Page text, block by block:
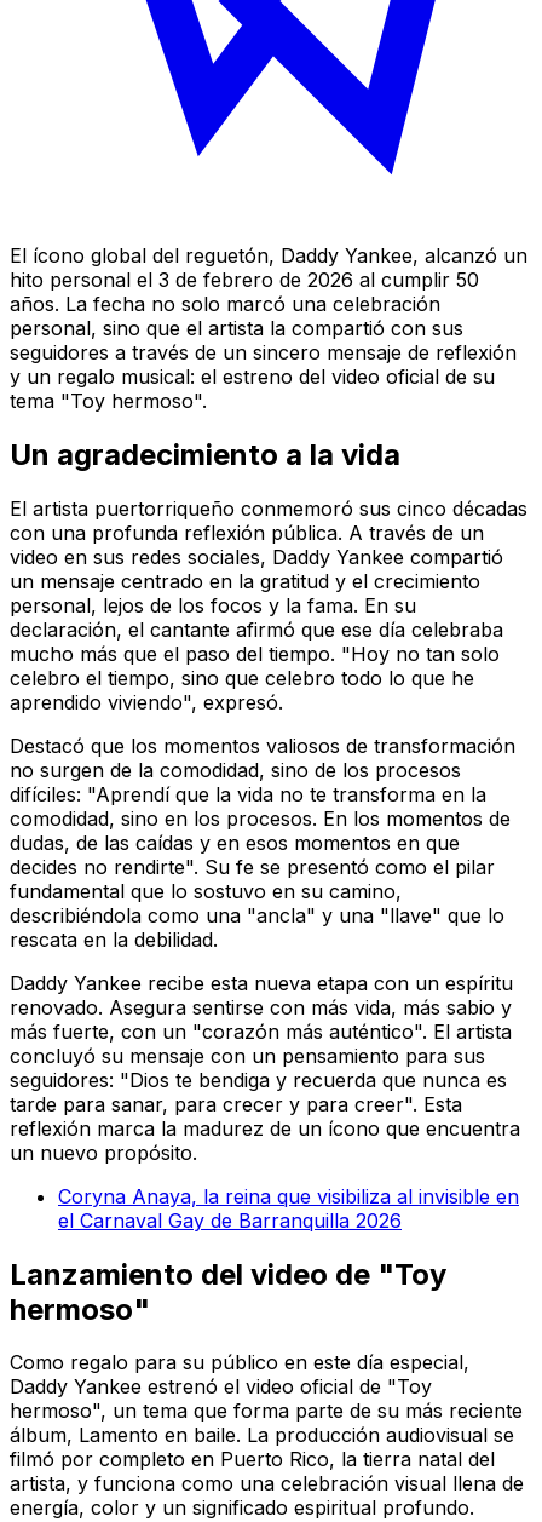
El ícono global del reguetón, Daddy Yankee, alcanzó un
hito personal el 3 de febrero de 2026 al cumplir 50
años. La fecha no solo marcó una celebración
personal, sino que el artista la compartió con sus
seguidores a través de un sincero mensaje de reflexión
y un regalo musical: el estreno del video oficial de su
tema "Toy hermoso".
Un agradecimiento a la vida
El artista puertorriqueño conmemoró sus cinco décadas
con una profunda reflexión pública. A través de un
video en sus redes sociales, Daddy Yankee compartió
un mensaje centrado en la gratitud y el crecimiento
personal, lejos de los focos y la fama. En su
declaración, el cantante afirmó que ese día celebraba
mucho más que el paso del tiempo. "Hoy no tan solo
celebro el tiempo, sino que celebro todo lo que he
aprendido viviendo", expresó.
Destacó que los momentos valiosos de transformación
no surgen de la comodidad, sino de los procesos
difíciles: "Aprendí que la vida no te transforma en la
comodidad, sino en los procesos. En los momentos de
dudas, de las caídas y en esos momentos en que
decides no rendirte". Su fe se presentó como el pilar
fundamental que lo sostuvo en su camino,
describiéndola como una "ancla" y una "llave" que lo
rescata en la debilidad.
Daddy Yankee recibe esta nueva etapa con un espíritu
renovado. Asegura sentirse con más vida, más sabio y
más fuerte, con un "corazón más auténtico". El artista
concluyó su mensaje con un pensamiento para sus
seguidores: "Dios te bendiga y recuerda que nunca es
tarde para sanar, para crecer y para creer". Esta
reflexión marca la madurez de un ícono que encuentra
un nuevo propósito.
Coryna Anaya, la reina que visibiliza al invisible en
el Carnaval Gay de Barranquilla 2026
Lanzamiento del video de "Toy
hermoso"
Como regalo para su público en este día especial,
Daddy Yankee estrenó el video oficial de "Toy
hermoso", un tema que forma parte de su más reciente
álbum, Lamento en baile. La producción audiovisual se
filmó por completo en Puerto Rico, la tierra natal del
artista, y funciona como una celebración visual llena de
energía, color y un significado espiritual profundo.